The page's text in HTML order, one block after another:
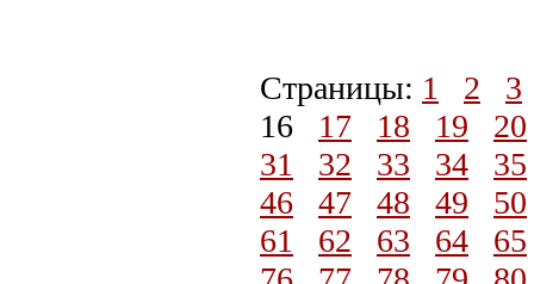
Страницы: 1 2
3
16 17 18 19
20
31
32 33 34
35
46
47 48 49
50
61
62 63 64
65